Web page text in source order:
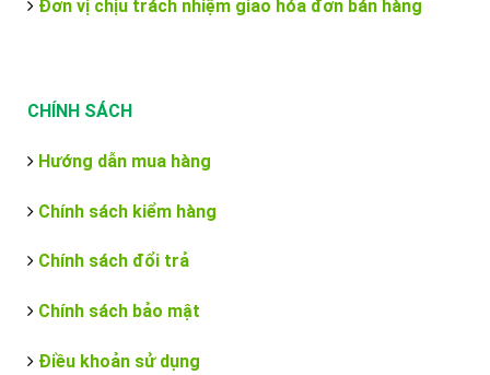
Đơn vị chịu trách nhiệm giao hóa đơn bán hàng
CHÍNH SÁCH
Hướng dẫn mua hàng
Chính sách kiểm hàng
Chính sách đổi trả
Chính sách bảo mật
Điều khoản sử dụng